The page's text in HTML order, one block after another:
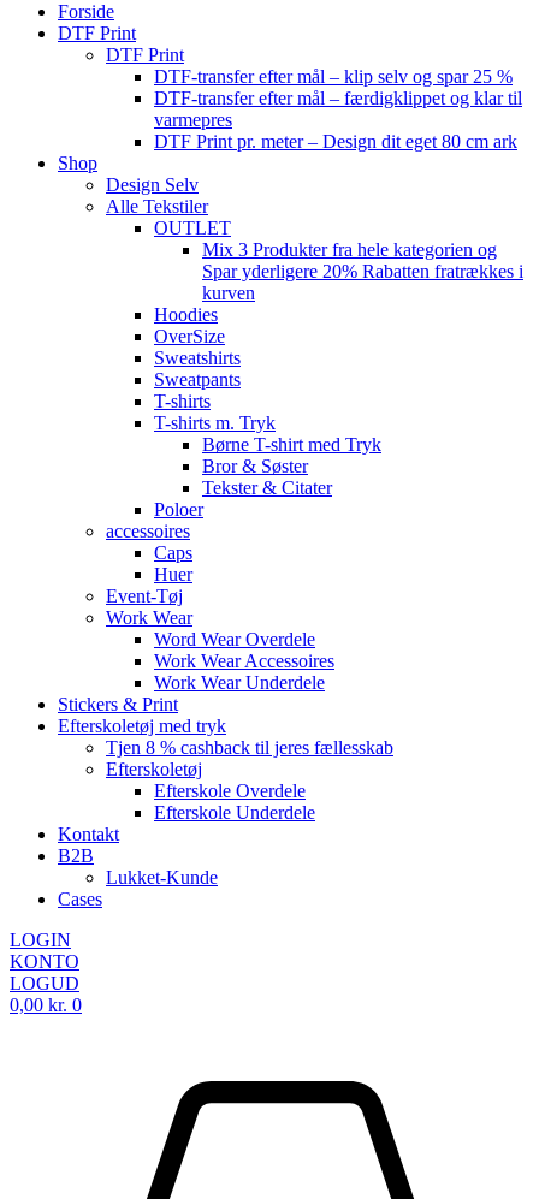
Forside
DTF Print
DTF Print
DTF-transfer efter mål – klip selv og spar 25 %
DTF-transfer efter mål – færdigklippet og klar til
varmepres
DTF Print pr. meter – Design dit eget 80 cm ark
Shop
Design Selv
Alle Tekstiler
OUTLET
Mix 3 Produkter fra hele kategorien og
Spar yderligere 20% Rabatten fratrækkes i
kurven
Hoodies
OverSize
Sweatshirts
Sweatpants
T-shirts
T-shirts m. Tryk
Børne T-shirt med Tryk
Bror & Søster
Tekster & Citater
Poloer
accessoires
Caps
Huer
Event-Tøj
Work Wear
Word Wear Overdele
Work Wear Accessoires
Work Wear Underdele
Stickers & Print
Efterskoletøj med tryk
Tjen 8 % cashback til jeres fællesskab
Efterskoletøj
Efterskole Overdele
Efterskole Underdele
Kontakt
B2B
Lukket-Kunde
Cases
LOGIN
KONTO
LOGUD
0,00 kr. 0